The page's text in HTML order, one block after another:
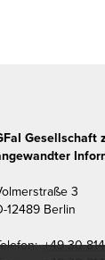
Gesellschaft
3
-12489 Berlin
+49 30